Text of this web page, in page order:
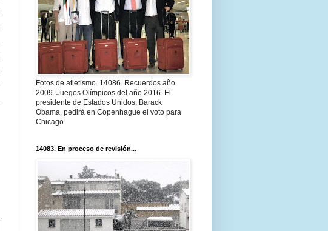
Fotos de atletismo. 14086. Recuerdos año
2009. Juegos Olímpicos del año 2016. El
presidente de Estados Unidos, Barack
Obama, pedirá en Copenhague el voto para
Chicago
14083. En proceso de revisión...